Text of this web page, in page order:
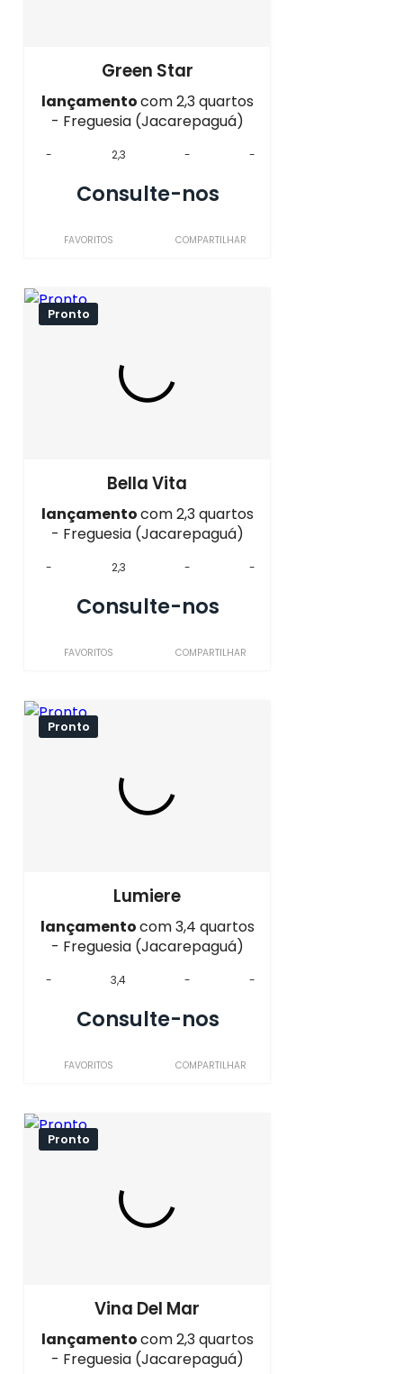
Green Star
lançamentocom 2,3 quartos
- Freguesia (Jacarepaguá)
- 2,3 - -
Consulte-nos
FAVORITOS COMPARTILHAR
Pronto
Bella Vita
lançamentocom 2,3 quartos
- Freguesia (Jacarepaguá)
- 2,3 - -
Consulte-nos
FAVORITOS COMPARTILHAR
Pronto
Lumiere
lançamentocom 3,4 quartos
- Freguesia (Jacarepaguá)
- 3,4 - -
Consulte-nos
FAVORITOS COMPARTILHAR
Pronto
Vina Del Mar
lançamentocom 2,3 quartos
- Freguesia (Jacarepaguá)